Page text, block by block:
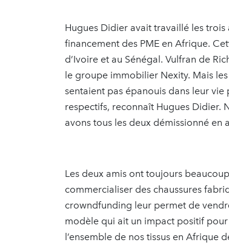
Hugues Didier avait travaillé les
financement des PME en Afrique.
d’Ivoire et au Sénégal. Vulfran de
le groupe immobilier Nexity. Mais
sentaient pas épanouis dans leur
respectifs, reconnaît Hugues Didier.
avons tous les deux démissionné en
Les deux amis ont toujours
commercialiser des chaussures
crowndfunding leur permet de
modèle qui ait un impact positif
l’ensemble de nos tissus en Afrique